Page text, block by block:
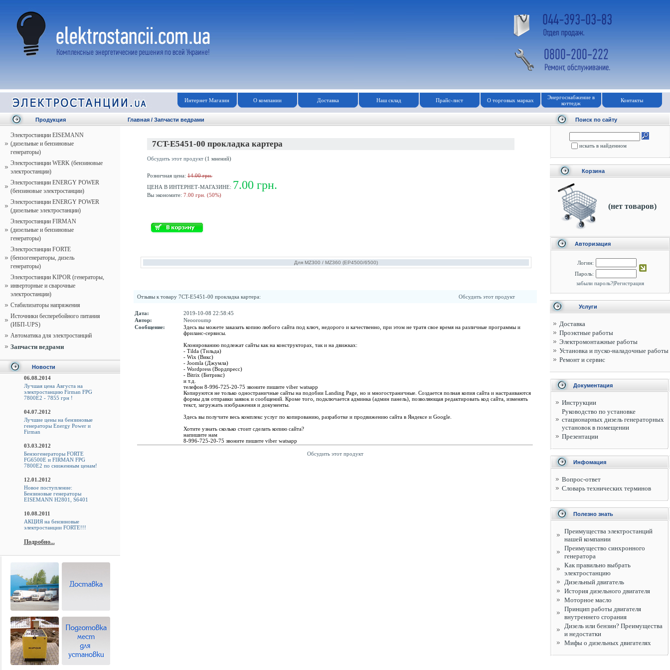
Интернет Магазин О компании Доставка Наш склад Прайс-лист О торговых марках
Энергоснабжение в
коттедж
Контакты
Продукция
Электростанции EISEMANN
(дизельные и бензиновые
генераторы)
Электростанции WERK (бензиновые
электростанции)
Электростанции ENERGY POWER
(бензиновые электростанции)
Электростанции ENERGY POWER
(дизельные электростанции)
Электростанции FIRMAN
(дизельные и бензиновые
генераторы)
Электростанции FORTE
(бензогенераторы, дизель
генераторы)
Электростанции KIPOR (генераторы,
инверторные и сварочные
электростанции)
Стабилизаторы напряжения
Источники бесперебойного питания
(ИБП-UPS)
Автоматика для электростанций
Запчасти ведрами
Новости
06.08.2014
Лучшая цена Августа на
электростанцию Firman FPG
7800E2 - 7855 грн !
04.07.2012
Лучшие цены на бензиновые
генераторы Energy Power и
Firman
03.03.2012
Бензогенераторы FORTE
FG6500E и FIRMAN FPG
7800E2 по сниженным ценам!
12.01.2012
Новое поступление:
Бензиновые генераторы
EISEMANN H2801, S6401
10.08.2011
АКЦИЯ на бензиновые
электростанции FORTE!!!
Подробно...
Главная / Запчасти ведрами
7CT-E5451-00 прокладка картера
Обсудить этот продукт (1 мнений)
Розничная цена: 14.00 грн.
ЦЕНА В ИНТЕРНЕТ-МАГАЗИНЕ: 7.00 грн.
Вы экономите: 7.00 грн. (50%)
Для MZ300 / MZ360 (EP4500/6500)
Отзывы к товару 7CT-E5451-00 прокладка картера: Обсудить этот продукт
Дата:
2019-10-08 22:58:45
Автор:
Neooroump
Сообщение:
Здесь вы можете заказать копию любого сайта под ключ, недорого и качественно, при этом не тратя свое время на различные программы и
фриланс-сервисы.
Клонированию подлежат сайты как на конструкторах, так и на движках:
- Tilda (Тильда)
- Wix (Викс)
- Joomla (Джумла)
- Wordpress (Вордпресс)
- Bitrix (Битрикс)
и т.д.
телефон 8-996-725-20-75 звоните пишите viber watsapp
Копируются не только одностраничные сайты на подобии Landing Page, но и многостраничные. Создается полная копия сайта и настраиваются
формы для отправки заявок и сообщений. Кроме того, подключается админка (админ панель), позволяющая редактировать код сайта, изменять
текст, загружать изображения и документы.
Здесь вы получите весь комплекс услуг по копированию, разработке и продвижению сайта в Яндексе и Google.
Хотите узнать сколько стоит сделать копию сайта?
напишите нам
8-996-725-20-75 звоните пишите viber watsapp
Обсудить этот продукт
Поиск по сайту
искать в найденном
Корзина
(нет товаров)
Авторизация
Логин:
Пароль:
забыли пароль?|Регистрация
Услуги
Доставка
Проэктные работы
Электромонтажные работы
Установка и пуско-наладочные работы
Ремонт и сервис
Документация
Инструкции
Руководство по установке
стационарных дизель генераторных
установок в помещении
Презентации
Инфомация
Вопрос-ответ
Словарь технических терминов
Полезно знать
Преимущества электростанций
нашей компании
Преимущество синхронного
генератора
Как правильно выбрать
электростанцию
Дизельный двигатель
История дизельного двигателя
Моторное масло
Принцип работы двигателя
внутреннего сгорания
Дизель или бензин? Преимущества
и недостатки
Мифы о дизельных двигателях